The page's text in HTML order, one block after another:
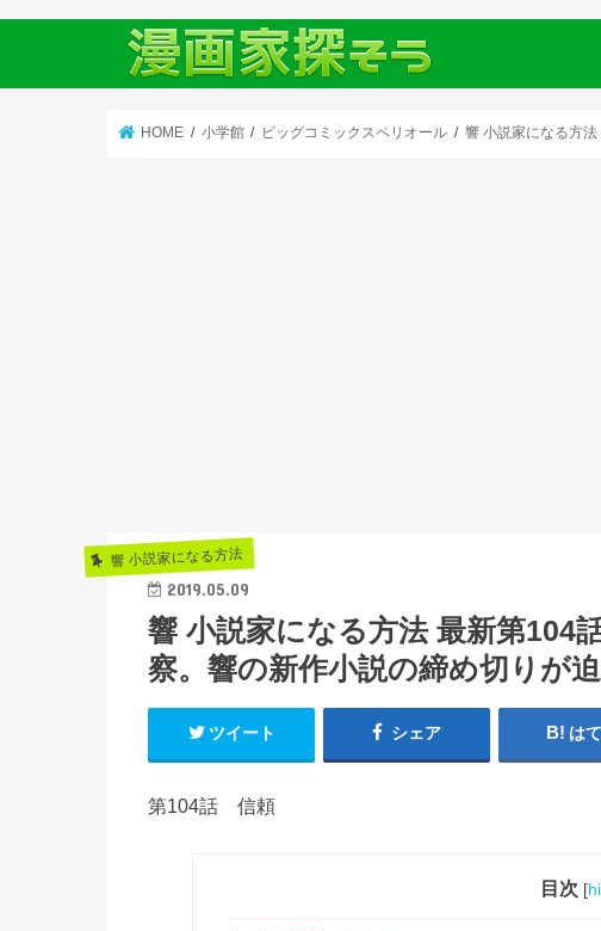
HOME 小学館 ビッグコミックスペリオール 響 小説家になる方法
響 小説家になる方法
2019.05.09
響 小説家になる方法 最新第104
察。響の新作小説の締め切りが迫
ツイート シェア は
第104話 信頼
目次 [